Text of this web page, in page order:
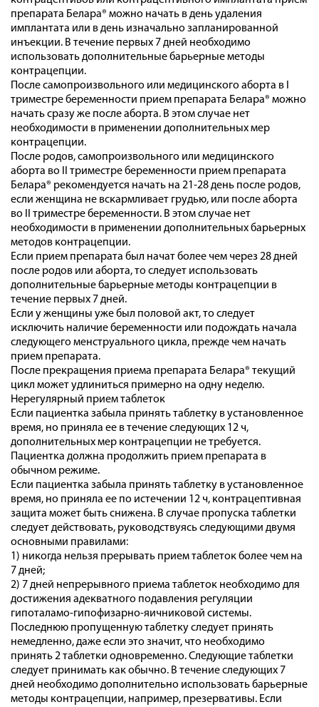
препарата Белара® можно начать в день удаления
имплантата или в день изначально запланированной
инъекции. В течение первых 7 дней необходимо
использовать дополнительные барьерные методы
контрацепции.
После самопроизвольного или медицинского аборта в I
триместре беременности прием препарата Белара® можно
начать сразу же после аборта. В этом случае нет
необходимости в применении дополнительных мер
контрацепции.
После родов, самопроизвольного или медицинского
аборта во II триместре беременности прием препарата
Белара® рекомендуется начать на 21-28 день после родов,
если женщина не вскармливает грудью, или после аборта
во II триместре беременности. В этом случае нет
необходимости в применении дополнительных барьерных
методов контрацепции.
Если прием препарата был начат более чем через 28 дней
после родов или аборта, то следует использовать
дополнительные барьерные методы контрацепции в
течение первых 7 дней.
Если у женщины уже был половой акт, то следует
исключить наличие беременности или подождать начала
следующего менструального цикла, прежде чем начать
прием препарата.
После прекращения приема препарата Белара® текущий
цикл может удлиниться примерно на одну неделю.
Нерегулярный прием таблеток
Если пациентка забыла принять таблетку в установленное
время, но приняла ее в течение следующих 12 ч,
дополнительных мер контрацепции не требуется.
Пациентка должна продолжить прием препарата в
обычном режиме.
Если пациентка забыла принять таблетку в установленное
время, но приняла ее по истечении 12 ч, контрацептивная
защита может быть снижена. В случае пропуска таблетки
следует действовать, руководствуясь следующими двумя
основными правилами:
1) никогда нельзя прерывать прием таблеток более чем на
7 дней;
2) 7 дней непрерывного приема таблеток необходимо для
достижения адекватного подавления регуляции
гипоталамо-гипофизарно-яичниковой системы.
Последнюю пропущенную таблетку следует принять
немедленно, даже если это значит, что необходимо
принять 2 таблетки одновременно. Следующие таблетки
следует принимать как обычно. В течение следующих 7
дней необходимо дополнительно использовать барьерные
методы контрацепции, например, презервативы. Если